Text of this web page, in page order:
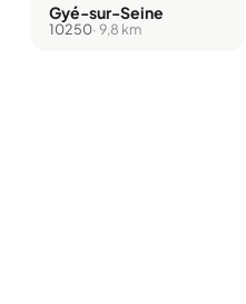
Gyé-sur-Seine
10250· 9,8 km